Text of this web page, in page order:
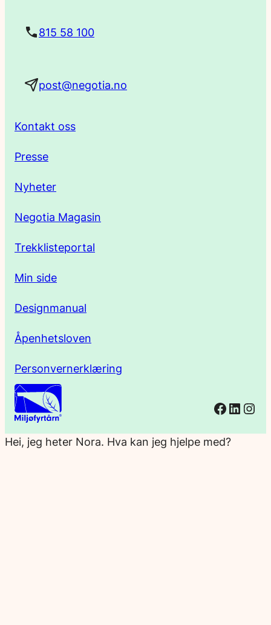
815 58 100
post@negotia.no
Kontakt oss
Presse
Nyheter
Negotia Magasin
Trekklisteportal
Min side
Designmanual
Åpenhetsloven
Personvernerklæring
Hei, jeg heter Nora. Hva kan jeg hjelpe med?